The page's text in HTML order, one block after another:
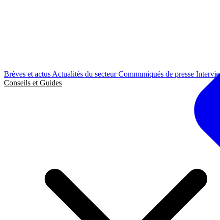
Brèves et actus Actualités du secteurCommuniqués de presse
Conseils et Guides